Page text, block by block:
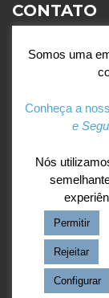
CONTATO
Santa
Rio Preto (SP)
+55 (17) 3354
REDES
Facebook
Instagram
Somos uma
Conheça a
e
Nós
Permitir
Rejeitar
Configurar